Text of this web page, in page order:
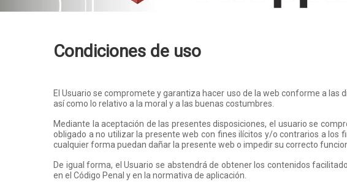
Condiciones de uso
El Usuario se compromete y garantiza hacer uso de la web conforme a
así como lo relativo a la moral y a las buenas costumbres.
Mediante la aceptación de las presentes disposiciones, el usuario se
obligado a no utilizar la presente web con fines ilícitos y/o contrarios a los
cualquier forma puedan dañar la presente web o impedir su correcto
De igual forma, el Usuario se abstendrá de obtener los contenidos
en el Código Penal y en la normativa de aplicación.